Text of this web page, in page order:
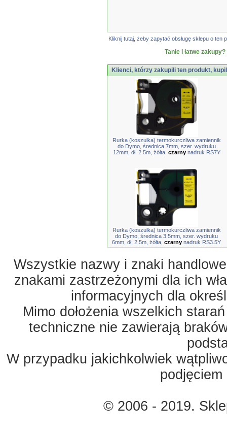
Kliknij tutaj, żeby zapytać obsługę sklepu o
Tanie i łatwe
Klienci, którzy zakupili ten produkt,
Rurka (koszulka) termokurczliwa zamiennik
do Dymo, średnica 7mm, szer. wydruku
12mm, dł. 2.5m, żółta, czarnynadruk RS7Y
Rurka (koszulka) termokurczliwa zamiennik
do Dymo, średnica 3.5mm, szer. wydruku
6mm, dł. 2.5m, żółta, czarny nadruk RS3.5Y
Wszystkie nazwy i znaki
znakami zastrzeżonymi dla ich
informacyjnych dla
Mimo dołożenia wszelkich
techniczne nie zawierają
W przypadku jakichkolwiek
© 2006 - 2019.